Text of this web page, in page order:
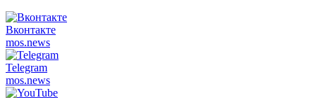
Вконтакте
mos.news
Telegram
mos.news